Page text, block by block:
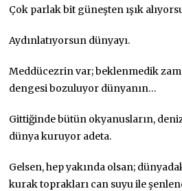
Çok parlak bit güneşten ışık
Aydınlatıyorsun dünyayı.
Meddücezrin var; beklenmedik
dengesi bozuluyor dünyanın…
Gittiğinde bütün okyanusların,
dünya kuruyor adeta.
Gelsen, hep yakında olsan;
kurak toprakları can suyu ile